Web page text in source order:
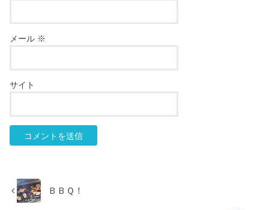
メール ※
サイト
ＢＢＱ！